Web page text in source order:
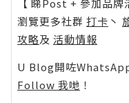
【 睇Post + 參加品牌
瀏覽更多社群 打卡 丶
攻略及 活動情報
U Blog開咗
Follow 我哋 ！